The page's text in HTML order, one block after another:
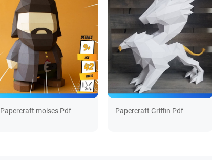
Papercraft moises Pdf Papercraft Griffin Pdf